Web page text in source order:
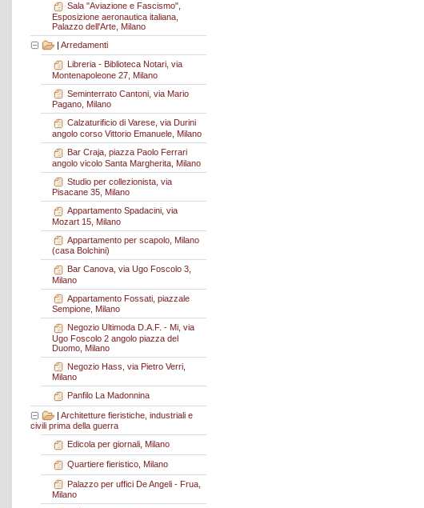
Sala "Aviazione e Fascismo",
Esposizione aeronautica italiana,
Palazzo dell'Arte, Milano
| Arredamenti
Libreria - Biblioteca Notari, via
Montenapoleone 27, Milano
Seminterrato Cantoni, via Mario
Pagano, Milano
Calzaturificio di Varese, via Durini
angolo corso Vittorio Emanuele, Milano
Bar Craja, piazza Paolo Ferrari
angolo vicolo Santa Margherita, Milano
Studio per collezionista, via
Pisacane 35, Milano
Appartamento Spadacini, via
Mozart 15, Milano
Appartamento per scapolo, Milano
(casa Bolchini)
Bar Canova, via Ugo Foscolo 3,
Milano
Appartamento Fossati, piazzale
Sempione, Milano
Negozio Ultimoda D.A.F. - Mi, via
Ugo Foscolo 2 angolo piazza del
Duomo, Milano
Negozio Hass, via Pietro Verri,
Milano
Panfilo La Madonnina
| Architetture fieristiche, industriali e
civili prima della guerra
Edicola per giornali, Milano
Quartiere fieristico, Milano
Palazzo per uffici De Angeli - Frua,
Milano